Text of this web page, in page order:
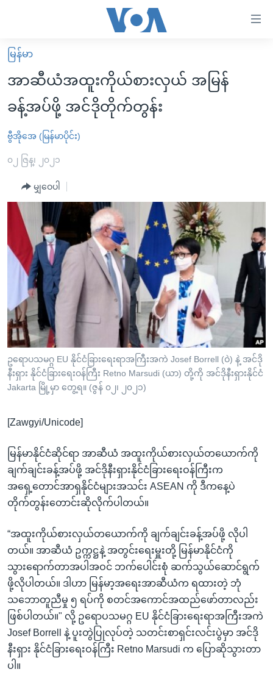
လွယ်ကူ
စေ
သည့်
Link
များ
ပင်မ
ကျော်
ရန်
ပင်မ
စာမျက်နှာ
သို့
ကျော်
ကြည့်
ရန်
ရှာဖွေ
နေရာ
ကျော်
ရန်
မူလစာမျက်နှာ
မြန်မာ
ကမ္ဘာ့သတင်းများ
နိုင်ငံတကာ
အမေရိကန်
အစ္စရေး-ပါလက်စတိုင်း
ဗွီဒီယို
သတင်းလွတ်လပ်ခွင့်
အင်္ဂလိပ်စာလေ့လာမယ်
အမေရိကန်သုံးအီဒီယံ
မကြေးမုံရဲ့ အင်္ဂလိပ်စာ
ရုပ်ရှင်ထဲက အင်္ဂလိပ်စာ
သုတပဒေသာ အင်္ဂလိပ်စာ
အပတ်စဉ်ကဏ္ဍများ
ရေဒီယို
တီဗွီ
ရေဒီယိုနှင့်ရုပ်သံ အချက်အလက်များ
ရေဒီယို/တီဗွီအစီအစဉ်
Learning English
ဗွီအိုအေ လူမှုကွန်ယက်များ
ဘာသာစကားများ
မြန်မာ
အာဆီယံအထူးကိုယ်စားလှယ် အမြန်
ခန့်အပ်ဖို့ အင်ဒိုတိုက်တွန်း
ဗွီအိုအေ (မြန်မာပိုင်း)
၀၂ ဇြန္၊ ၂၀၂၁
မျှဝေပါ
ဥရောပသမဂ္ဂ EU နိုင်ငံခြားရေးရာအကြီးအကဲ Josef Borrell (ဝဲ) နဲ့ အင်ဒို
နီးရှား နိုင်ငံခြားရေးဝန်ကြီး Retno Marsudi (ယာ) တို့ကို အင်ဒိုနီးရှားနိုင်ငံ
Jakarta မြို့မှာ တွေ့ရ။ (ဇွန် ၀၂၊ ၂၀၂၁)
[Zawgyi/Unicode]
မြန်မာနိုင်ငံဆိုင်ရာ အာဆီယံ အထူးကိုယ်စားလှယ်တယောက်ကို
ချက်ချင်းခန့်အပ်ဖို့ အင်ဒိုနီးရှားနိုင်ငံခြားရေးဝန်ကြီးက
အရှေ့တောင်အာရှနိုင်ငံများအသင်း ASEAN ကို ဒီကနေ့ပဲ
တိုက်တွန်းတောင်းဆိုလိုက်ပါတယ်။
“အထူးကိုယ်စားလှယ်တယောက်ကို ချက်ချင်းခန့်အပ်ဖို့ လိုပါ
တယ်။ အာဆီယံ ဥက္ကဋ္ဌနဲ့ အတွင်းရေးမှူးတို့ မြန်မာနိုင်ငံကို
သွားရောက်တာအပါအဝင် ဘက်ပေါင်းစုံ ဆက်သွယ်ဆောင်ရွက်
ဖို့လိုပါတယ်။ ဒါဟာ မြန်မာ့အရေးအာဆီယံက ရထားတဲ့ ဘုံ
သဘောတူညီမှု ၅ ရပ်ကို စတင်အကောင်အထည်ဖော်တာလည်း
ဖြစ်ပါတယ်။" လို့ ဥရောပသမဂ္ဂ EU နိုင်ငံခြားရေးရာအကြီးအကဲ
Josef Borrell နဲ့ ပူးတွဲပြုလုပ်တဲ့ သတင်းစာရှင်းလင်းပွဲမှာ အင်ဒို
နီးရှား နိုင်ငံခြားရေးဝန်ကြီး Retno Marsudi က ပြောဆိုသွားတာ
ပါ။